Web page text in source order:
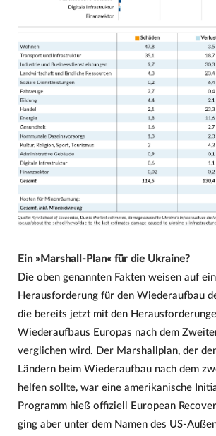
Ein »Marshall-Plan« für die Ukraine?
Die oben genannten Fakten weisen auf
Herausforderung für den Wiederaufbau
die bereits jetzt mit den
Wiederaufbaus Europas nach dem
verglichen wird. Der Marshallplan, der
Ländern beim Wiederaufbau nach dem
helfen sollte, war eine amerikanische
Programm hieß offiziell European
ging aber unter dem Namen des US-